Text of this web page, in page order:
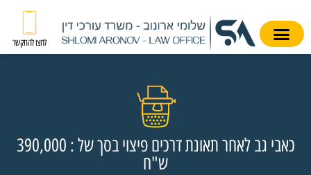
לחצו להתקשר
כאבי גב לאחר תאונת דרכים פיצוי בסך של : 390,000
ש"ח